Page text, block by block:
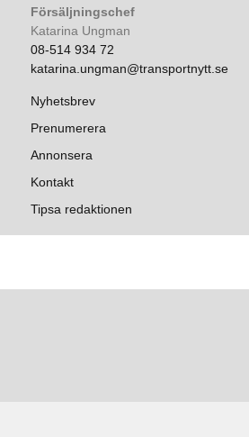
Försäljningschef
Katarina Ungman
08-514 934 72
katarina.ungman@transportnytt.se
Nyhetsbrev
Prenumerera
Annonsera
Kontakt
Tipsa redaktionen